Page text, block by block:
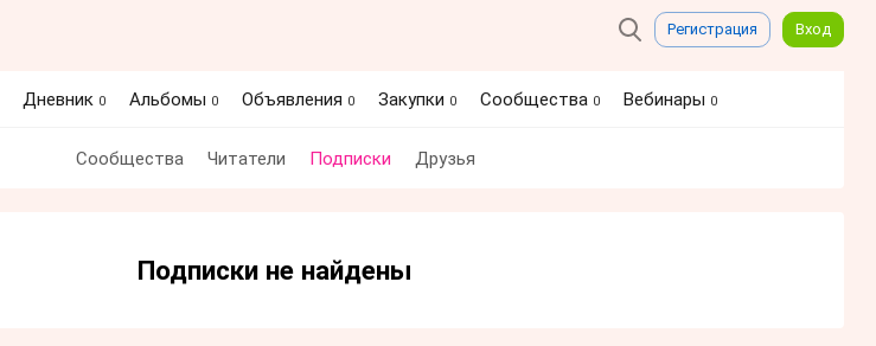
Регистрация Вход
Дневник 0 Альбомы 0 Объявления 0 Закупки 0 Сообщества 0 Вебинары 0
Сообщества Читатели Подписки Друзья
Подписки не найдены